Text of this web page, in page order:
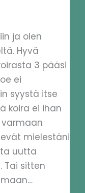
ja olen
Hyvä
3 pääsi
ei
syystä itse
koira ei ihan
mielestäni
uutta
Tai sitten